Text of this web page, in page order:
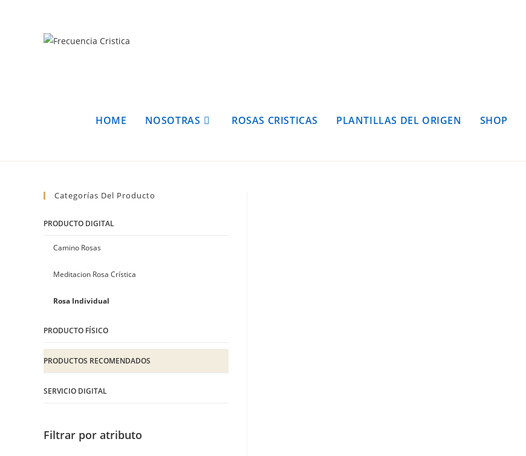
HOME NOSOTRAS ROSAS CRISTICAS PLANTILLAS DEL ORIGEN SHOP
Categorías Del Producto
PRODUCTO DIGITAL
Camino Rosas
Meditacion Rosa Crística
Rosa Individual
PRODUCTO FÍSICO
PRODUCTOS RECOMENDADOS
SERVICIO DIGITAL
Filtrar por atributo